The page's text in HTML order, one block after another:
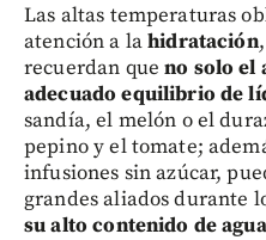
Las altas temperaturas
atención a lahidratación
recuerdan queno solo el
adecuado equilibrio de
sandía, el melón o el
pepino y el tomate;
infusiones sin azúcar,
grandes aliados durante
su alto contenido de